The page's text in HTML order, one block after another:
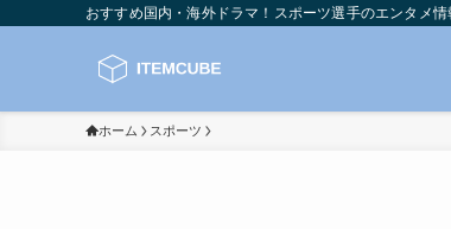
おすすめ国内・海外ドラマ！スポーツ選手のエンタメ情
ホーム スポーツ